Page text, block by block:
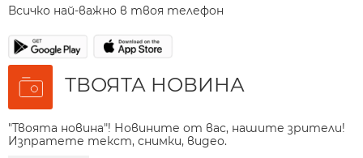
Всичко най-важно в твоя телефон
ТВОЯТА НОВИНА
"Твоята новина"! Новините от вас, нашите зрители!
Изпратете текст, снимки, видео.